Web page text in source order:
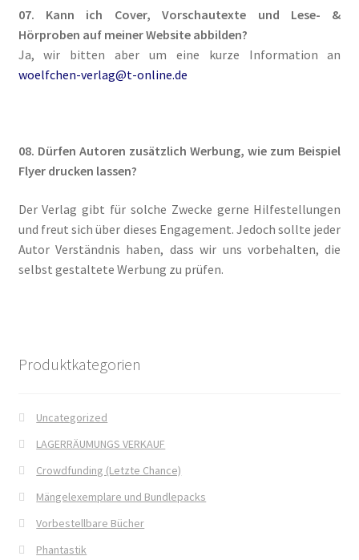
Gekoffert und Verschleppt
Gilbert Faunus – Im Schatten des Zweihorns
In 50 Tagen zur Mrs. Grey
Jamies Quest – Aufgabe gesucht
Jamies Quest – Oben ist Unten
Lulea und ihre Vertrauten
Manuskripte
07. Kann ich Cover, Vorschautexte und Lese- &
Hörproben auf meiner Website abbilden?
Ja, wir bitten aber um eine kurze Information an
woelfchen-verlag@t-online.de
08. Dürfen Autoren zusätzlich Werbung, wie zum Beispiel
Flyer drucken lassen?
Der Verlag gibt für solche Zwecke gerne Hilfestellungen
und freut sich über dieses Engagement. Jedoch sollte jeder
Autor Verständnis haben, dass wir uns vorbehalten, die
selbst gestaltete Werbung zu prüfen.
Produktkategorien
Uncategorized
LAGERRÄUMUNGS VERKAUF
Crowdfunding (Letzte Chance)
Mängelexemplare und Bundlepacks
Vorbestellbare Bücher
Phantastik